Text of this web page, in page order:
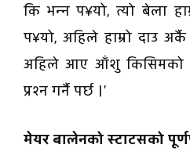
कि भन्न प¥यो, त्यो बेला
प¥यो, अहिले हाम्रो दाउ
अहिले आए आँशु किसिमको
प्रश्न गर्नै पर्छ ।’
मेयर बालेनको स्टाटसको